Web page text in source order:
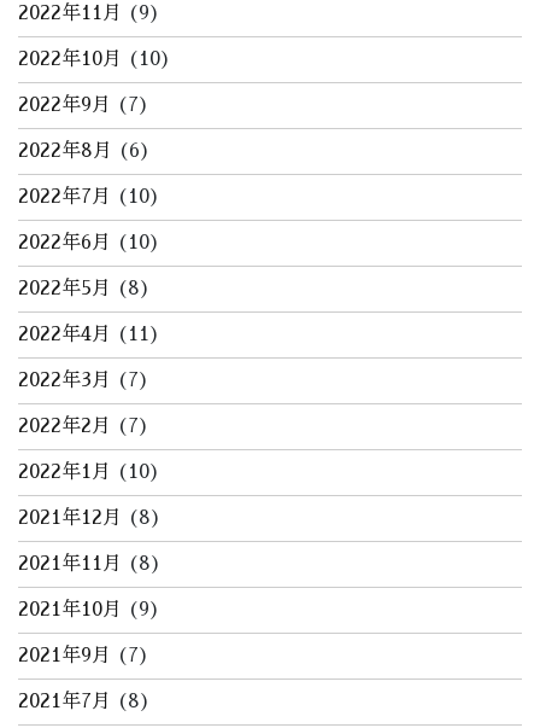
2022年11月 (9)
2022年10月 (10)
2022年9月 (7)
2022年8月 (6)
2022年7月 (10)
2022年6月 (10)
2022年5月 (8)
2022年4月 (11)
2022年3月 (7)
2022年2月 (7)
2022年1月 (10)
2021年12月 (8)
2021年11月 (8)
2021年10月 (9)
2021年9月 (7)
2021年7月 (8)